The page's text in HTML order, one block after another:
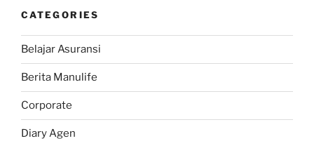
CATEGORIES
Belajar Asuransi
Berita Manulife
Corporate
Diary Agen